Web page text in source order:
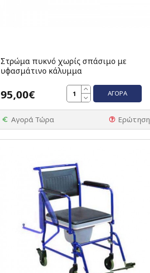
Στρώμα πυκνό χωρίς σπάσιμο με
υφασμάτινο κάλυμμα
95,00€ ΑΓΟΡΆ
Αγορά Τώρα Ερώτηση